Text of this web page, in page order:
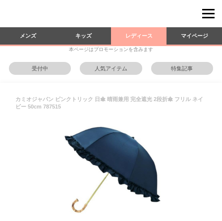
メンズ キッズ レディース マイページ
本ページはプロモーションを含みます
受付中 人気アイテム 特集記事
カミオジャパン ピンクトリック 日傘 晴雨兼用 完全遮光 2段折傘 フリル ネイ
ビー 50cm 787515